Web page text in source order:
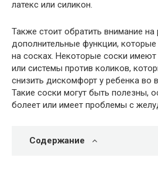
латекс или силикон.
Также стоит обратить внимание на
дополнительные функции,
на сосках. Некоторые соски
или системы против коликов,
снизить дискомфорт у ребенка во
Такие соски могут быть полезны,
болеет или имеет проблемы с
Содержание